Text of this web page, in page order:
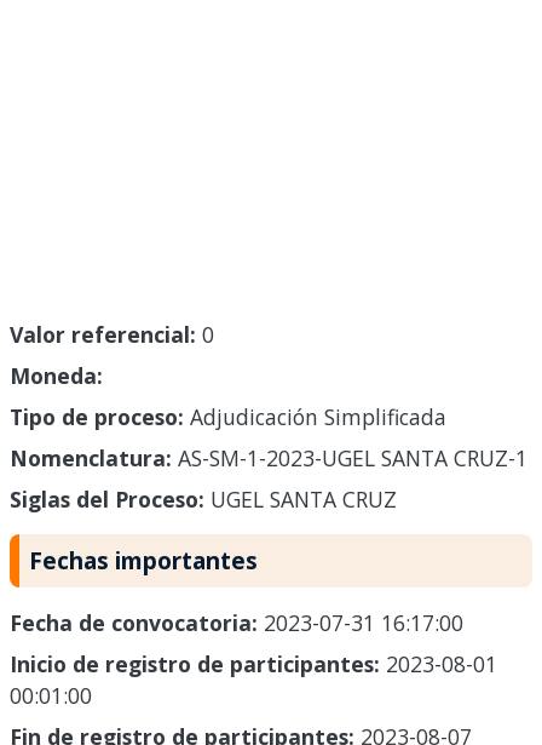
Valor referencial: 0
Moneda:
Tipo de proceso: Adjudicación Simplificada
Nomenclatura: AS-SM-1-2023-UGEL SANTA CRUZ-1
Siglas del Proceso: UGEL SANTA CRUZ
Fechas importantes
Fecha de convocatoria: 2023-07-31 16:17:00
Inicio de registro de participantes: 2023-08-01
00:01:00
Fin de registro de participantes: 2023-08-07